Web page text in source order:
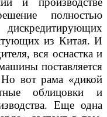
полностью
из Китая. И
вся оснастка и
поставляется
вот рама «дикой
облицовки и
Еще одна